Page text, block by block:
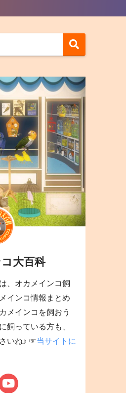
大百科
、オカメインコ飼
インコ情報まとめ
メインコを飼おう
飼っている方も、
いね♪ ☞当サイトに